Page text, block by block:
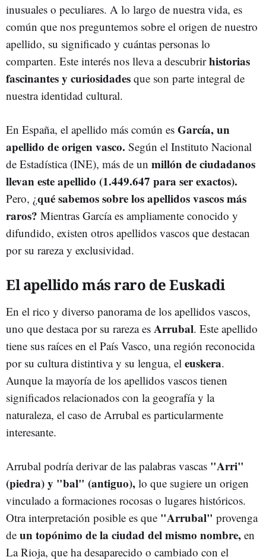
inusuales o peculiares. A lo largo de nuestra vida, es
común que nos preguntemos sobre el origen de nuestro
apellido, su significado y cuántas personas lo
comparten. Este interés nos lleva a descubrirhistorias
fascinantes y curiosidades que son parte integral de
nuestra identidad cultural.
En España, el apellido más común es García, un
apellido de origen vasco. Según el Instituto Nacional
de Estadística (INE), más de un millón de ciudadanos
llevan este apellido (1.449.647 para ser exactos).
Pero, ¿qué sabemos sobre los apellidos vascos más
raros? Mientras García es ampliamente conocido y
difundido, existen otros apellidos vascos que destacan
por su rareza y exclusividad.
El apellido más raro de Euskadi
En el rico y diverso panorama de los apellidos vascos,
uno que destaca por su rareza es Arrubal. Este apellido
tiene sus raíces en el País Vasco, una región reconocida
por su cultura distintiva y su lengua, el euskera.
Aunque la mayoría de los apellidos vascos tienen
significados relacionados con la geografía y la
naturaleza, el caso de Arrubal es particularmente
interesante.
Arrubal podría derivar de las palabras vascas "Arri"
(piedra) y "bal" (antiguo), lo que sugiere un origen
vinculado a formaciones rocosas o lugares históricos.
Otra interpretación posible es que "Arrubal" provenga
de un topónimo de la ciudad del mismo nombre, en
La Rioja, que ha desaparecido o cambiado con el